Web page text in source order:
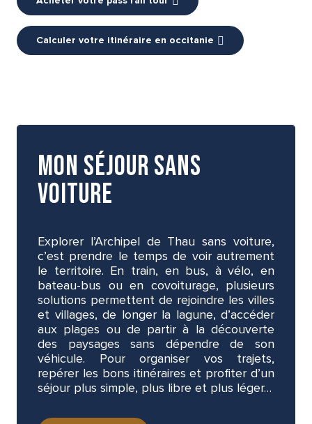
Calculer votre itinéraire en occitanie
mon séjour sans
voiture
Explorer l’Archipel de Thau sans voiture,
c’est prendre le temps de voir autrement
le territoire. En train, en bus, à vélo, en
bateau-bus ou en covoiturage, plusieurs
solutions permettent de rejoindre les villes
et villages, de longer la lagune, d’accéder
aux plages ou de partir à la découverte
des paysages sans dépendre de son
véhicule. Pour organiser vos trajets,
repérer les bons itinéraires et profiter d’un
séjour plus simple, plus libre et plus léger…